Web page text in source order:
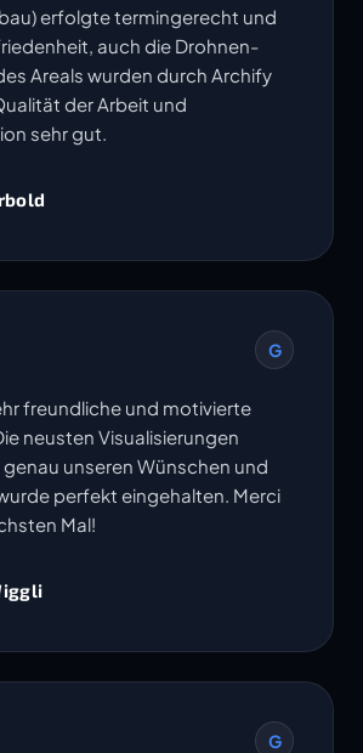
erfolgte termingerecht und
auch die Drohnen-
Areals wurden durch Archify
der Arbeit und
sehr gut.
G
freundliche und motivierte
neusten Visualisierungen
unseren Wünschen und
perfekt eingehalten. Merci
Mal!
G